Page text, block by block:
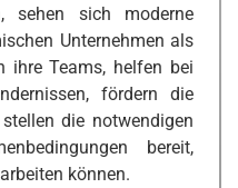
sehen sich moderne
Unternehmen als
ihre Teams, helfen bei
fördern die
die notwendigen
bereit,
können.